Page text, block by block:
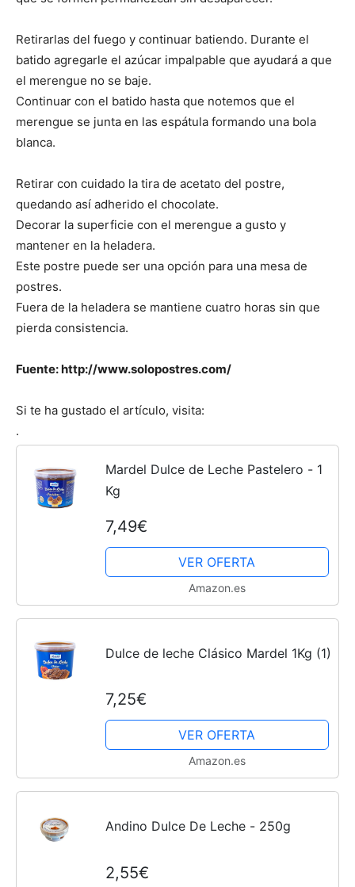
Retirarlas del fuego y continuar batiendo. Durante el
batido agregarle el azúcar impalpable que ayudará a que
el merengue no se baje.
Continuar con el batido hasta que notemos que el
merengue se junta en las espátula formando una bola
blanca.
Retirar con cuidado la tira de acetato del postre,
quedando así adherido el chocolate.
Decorar la superficie con el merengue a gusto y
mantener en la heladera.
Este postre puede ser una opción para una mesa de
postres.
Fuera de la heladera se mantiene cuatro horas sin que
pierda consistencia.
Fuente: http://www.solopostres.com/
Si te ha gustado el artículo, visita:
.
Mardel Dulce de Leche Pastelero - 1
Kg
7,49€
VER OFERTA
Amazon.es
Dulce de leche Clásico Mardel 1Kg (1)
7,25€
VER OFERTA
Amazon.es
Andino Dulce De Leche - 250g
2,55€